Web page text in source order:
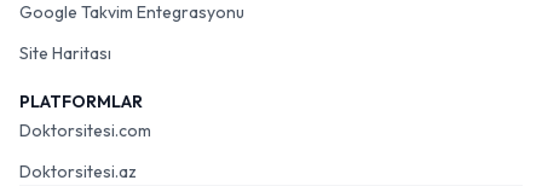
Google Takvim Entegrasyonu
Site Haritası
PLATFORMLAR
Doktorsitesi.com
Doktorsitesi.az